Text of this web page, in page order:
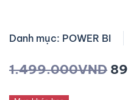
Danh mục: POWER BI
1.499.000VND